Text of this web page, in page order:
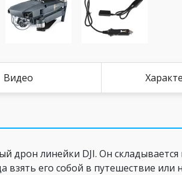
Видео
дрон линейки DJI. Он
взять его собой в путешествие